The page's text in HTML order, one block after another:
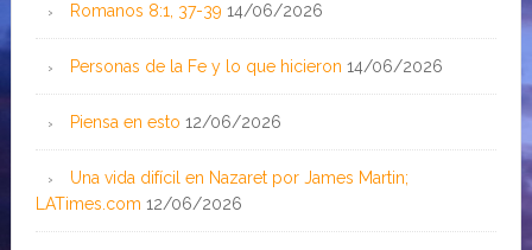
Romanos 8:1, 37-39 14/06/2026
Personas de la Fe y lo que hicieron 14/06/2026
Piensa en esto 12/06/2026
Una vida difícil en Nazaret por James Martin;
LATimes.com 12/06/2026